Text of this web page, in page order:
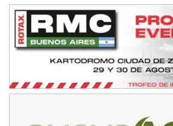
Avellaneda (Santa Fe)
SUR SANTAFESINO - F4
José Samuel Sánchez (Tierra)
Rufino (Santa Fe)
Juan Navarro (Asfalto)
COBERTURA ESPECIAL DE E-KART.COM.AR